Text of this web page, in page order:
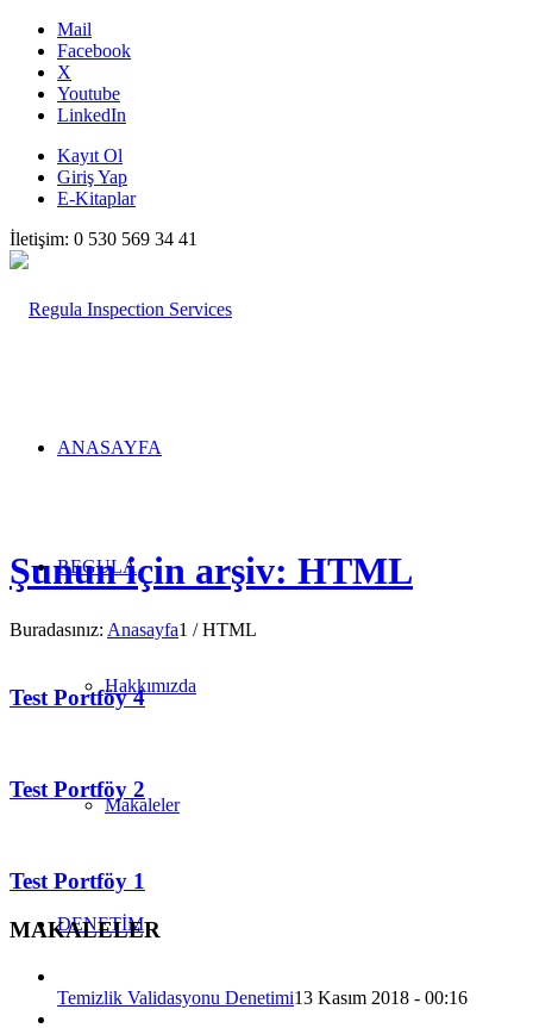
Mail
Facebook
X
Youtube
LinkedIn
Kayıt Ol
Giriş Yap
E-Kitaplar
İletişim: 0 530 569 34 41
ANASAYFA
REGULA
Hakkımızda
Makaleler
DENETİM
Şunun için arşiv: HTML
Buradasınız: Anasayfa1 / HTML
Test Portföy 4
Test Portföy 2
Test Portföy 1
MAKALELER
Temizlik Validasyonu Denetimi13 Kasım 2018 - 00:16